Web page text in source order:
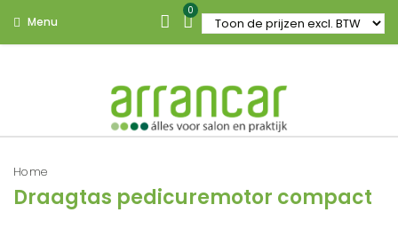
Menu
0
Home
Draagtas pedicuremotor compact